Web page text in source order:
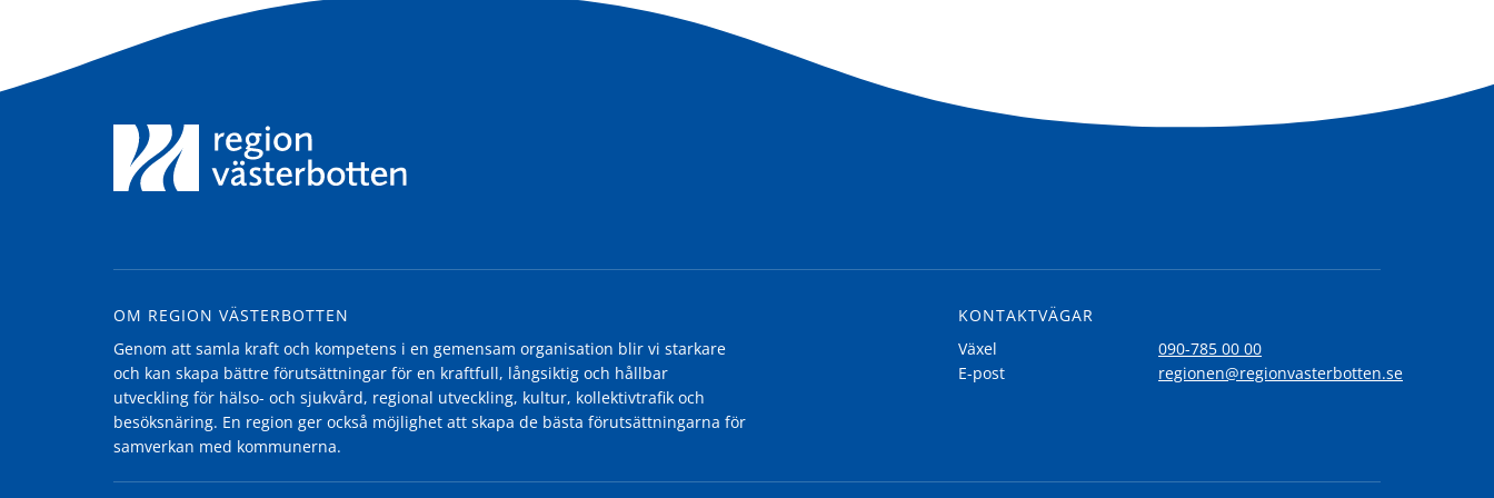
OM REGION VÄSTERBOTTEN
Genom att samla kraft och kompetens i en gemensam organisation blir vi starkare
och kan skapa bättre förutsättningar för en kraftfull, långsiktig och hållbar
utveckling för hälso- och sjukvård, regional utveckling, kultur, kollektivtrafik och
besöksnäring. En region ger också möjlighet att skapa de bästa förutsättningarna för
samverkan med kommunerna.
KONTAKTVÄGAR
Växel
090-785 00 00
E-post
regionen@regionvasterbotten.se